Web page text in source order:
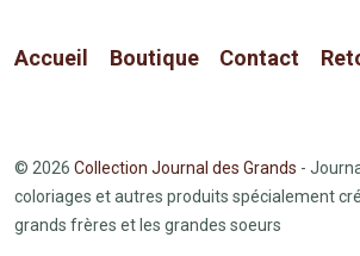
Accueil Boutique Contact
© 2026 Collection Journal des Grands -
coloriages et autres produits spécialement
grands frères et les grandes soeurs